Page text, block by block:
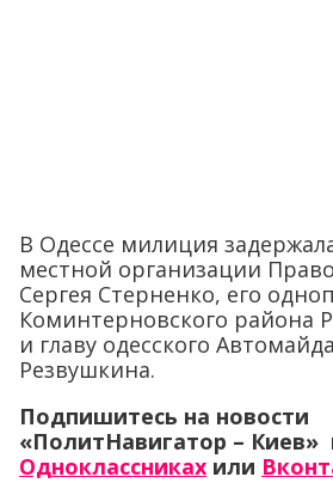
В Одессе милиция
местной организации
Сергея Стерненко, его
Коминтерновского района
и главу одесского
Резвушкина.
Подпишитесь на новости
«ПолитНавигатор – Киев»
Одноклассниках или